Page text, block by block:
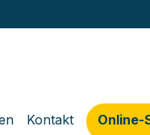
Kontakt Online-